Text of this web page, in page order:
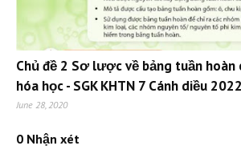
Chủ đề 2 Sơ lược về bảng tuần hoàn
hóa học - SGK KHTN 7 Cánh diều 2022
June 28, 2020
0 Nhận xét